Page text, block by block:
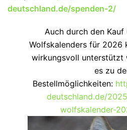
deutschland.de/spenden-2/
Auch durch den Kauf
Wolfskalenders für 2026
wirkungsvoll unterstützt
es zu
Bestellmöglichkeiten:
deutschland.de/
wolfskalender-